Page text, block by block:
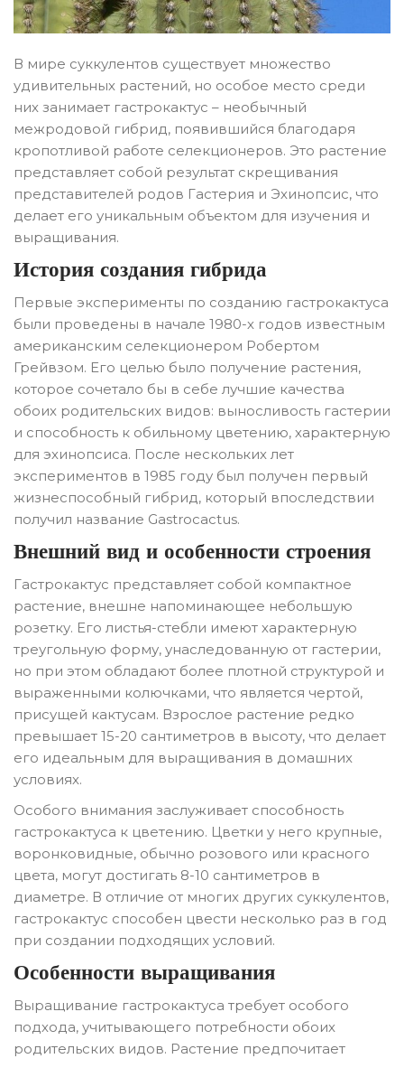
В мире суккулентов существует множество
удивительных растений, но особое место среди
них занимает гастрокактус – необычный
межродовой гибрид, появившийся благодаря
кропотливой работе селекционеров. Это растение
представляет собой результат скрещивания
представителей родов Гастерия и Эхинопсис, что
делает его уникальным объектом для изучения и
выращивания.
История создания гибрида
Первые эксперименты по созданию гастрокактуса
были проведены в начале 1980-х годов известным
американским селекционером Робертом
Грейвзом. Его целью было получение растения,
которое сочетало бы в себе лучшие качества
обоих родительских видов: выносливость гастерии
и способность к обильному цветению, характерную
для эхинопсиса. После нескольких лет
экспериментов в 1985 году был получен первый
жизнеспособный гибрид, который впоследствии
получил название Gastrocactus.
Внешний вид и особенности строения
Гастрокактус представляет собой компактное
растение, внешне напоминающее небольшую
розетку. Его листья-стебли имеют характерную
треугольную форму, унаследованную от гастерии,
но при этом обладают более плотной структурой и
выраженными колючками, что является чертой,
присущей кактусам. Взрослое растение редко
превышает 15-20 сантиметров в высоту, что делает
его идеальным для выращивания в домашних
условиях.
Особого внимания заслуживает способность
гастрокактуса к цветению. Цветки у него крупные,
воронковидные, обычно розового или красного
цвета, могут достигать 8-10 сантиметров в
диаметре. В отличие от многих других суккулентов,
гастрокактус способен цвести несколько раз в год
при создании подходящих условий.
Особенности выращивания
Выращивание гастрокактуса требует особого
подхода, учитывающего потребности обоих
родительских видов. Растение предпочитает